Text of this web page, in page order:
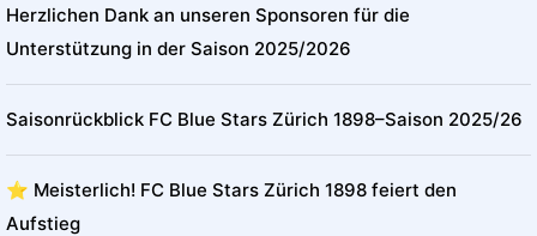
Herzlichen Dank an unseren Sponsoren für die
Unterstützung in der Saison 2025/2026
Saisonrückblick FC Blue Stars Zürich 1898–Saison 2025/26
⭐️ Meisterlich! FC Blue Stars Zürich 1898 feiert den
Aufstieg